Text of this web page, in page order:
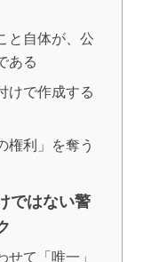
と自体が、公
ある
けで作成する
権利」を奪う
ではない警
て「唯一」